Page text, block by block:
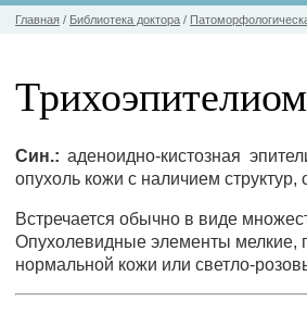
Главная / Библиотека доктора /
Син.:аденоидно-кистозная
опухоль кожи с наличием
Встречается обычно в виде
Опухолевидные элементы мелкие,
нормальной кожи или светло-